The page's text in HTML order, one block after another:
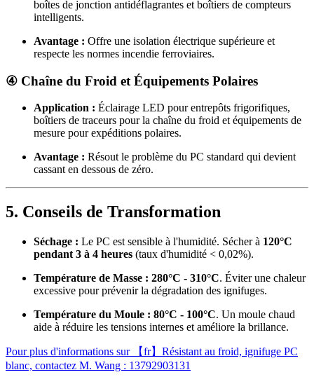
boîtes de jonction antidéflagrantes et boîtiers de compteurs
intelligents.
Avantage : Offre une isolation électrique supérieure et
respecte les normes incendie ferroviaires.
④ Chaîne du Froid et Équipements Polaires
Application : Éclairage LED pour entrepôts frigorifiques,
boîtiers de traceurs pour la chaîne du froid et équipements de
mesure pour expéditions polaires.
Avantage : Résout le problème du PC standard qui devient
cassant en dessous de zéro.
5. Conseils de Transformation
Séchage : Le PC est sensible à l'humidité. Sécher à 120°C
pendant 3 à 4 heures (taux d'humidité < 0,02%).
Température de Masse : 280°C - 310°C. Éviter une chaleur
excessive pour prévenir la dégradation des ignifuges.
Température du Moule : 80°C - 100°C. Un moule chaud
aide à réduire les tensions internes et améliore la brillance.
Pour plus d'informations sur 【fr】Résistant au froid, ignifuge PC
blanc, contactez M. Wang : 13792903131